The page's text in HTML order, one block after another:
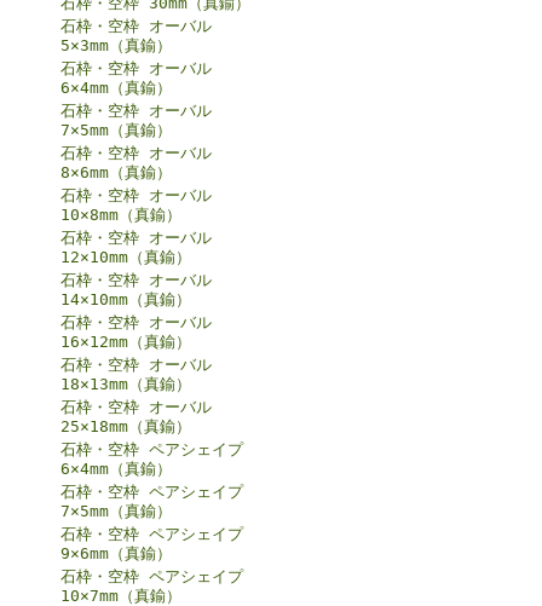
石枠・空枠 オーバル
5×3mm（真鍮）
石枠・空枠 オーバル
6×4mm（真鍮）
石枠・空枠 オーバル
7×5mm（真鍮）
石枠・空枠 オーバル
8×6mm（真鍮）
石枠・空枠 オーバル
10×8mm（真鍮）
石枠・空枠 オーバル
12×10mm（真鍮）
石枠・空枠 オーバル
14×10mm（真鍮）
石枠・空枠 オーバル
16×12mm（真鍮）
石枠・空枠 オーバル
18×13mm（真鍮）
石枠・空枠 オーバル
25×18mm（真鍮）
石枠・空枠 ペアシェイプ
6×4mm（真鍮）
石枠・空枠 ペアシェイプ
7×5mm（真鍮）
石枠・空枠 ペアシェイプ
9×6mm（真鍮）
石枠・空枠 ペアシェイプ
10×7mm（真鍮）